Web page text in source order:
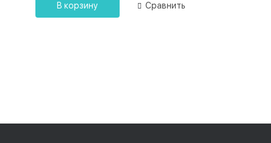
В корзину Сравнить